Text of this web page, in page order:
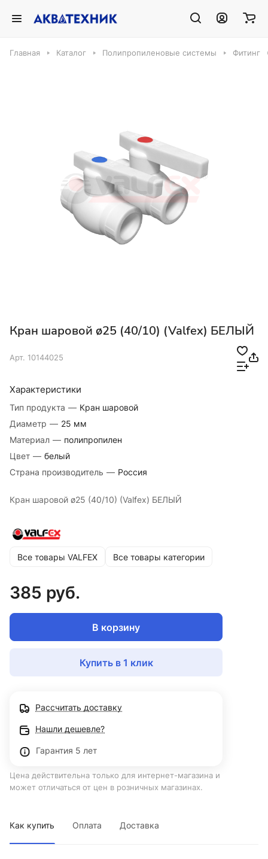
Главная Каталог Полипропиленовые системы Фитинг
Кран шаровой ø25 (40/10) (Valfex) БЕЛЫЙ
Арт. 10144025
Характеристики
Тип продукта — Кран шаровой
Диаметр — 25 мм
Материал — полипропилен
Цвет — белый
Страна производитель — Россия
Кран шаровой ø25 (40/10) (Valfex) БЕЛЫЙ
Все товары VALFEX Все товары категории
385 руб.
В корзину
Купить в 1 клик
Рассчитать доставку
Нашли дешевле?
Гарантия 5 лет
Цена действительна только для интернет-магазина и
может отличаться от цен в розничных магазинах.
Как купить Оплата Доставка